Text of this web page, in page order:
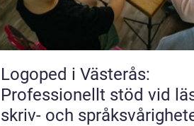
Logoped i Västerås:
Professionellt stöd vid
skriv- och